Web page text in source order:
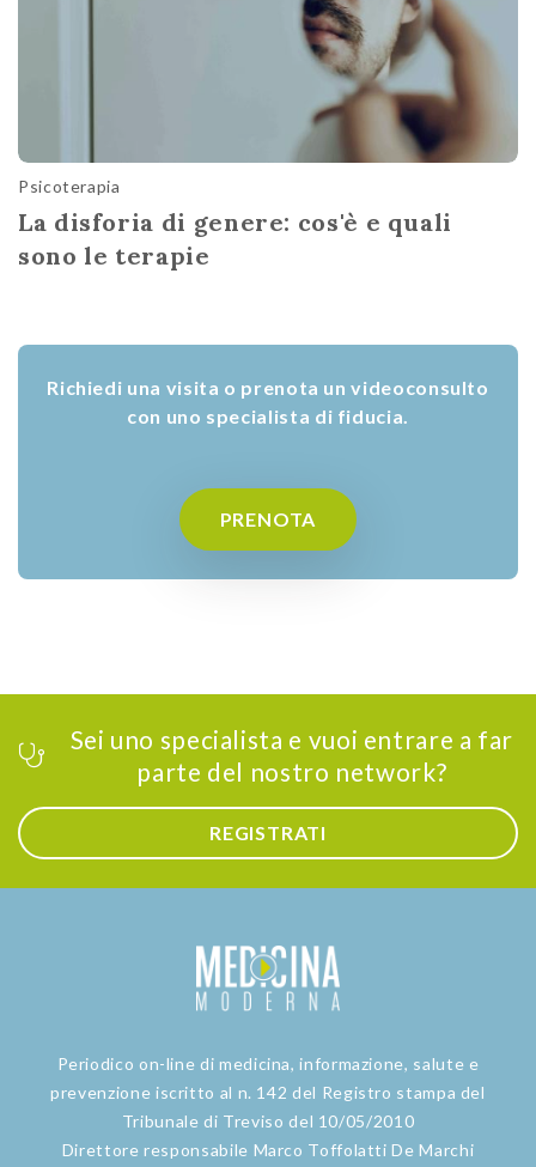
Psicoterapia
La disforia di genere: cos'è e quali
sono le terapie
Richiedi una visita o prenota un videoconsulto
con uno specialista di fiducia.
PRENOTA
Sei uno specialista e vuoi entrare a far
parte del nostro network?
REGISTRATI
Periodico on-line di medicina, informazione, salute e
prevenzione iscritto al n. 142 del Registro stampa del
Tribunale di Treviso del 10/05/2010
Direttore responsabile Marco Toffolatti De Marchi